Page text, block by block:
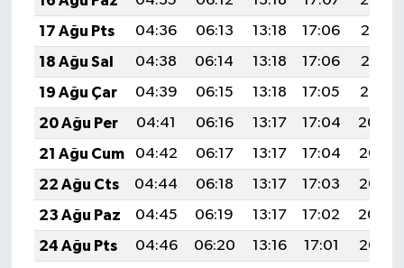
17 Ağu Pts
04:36 06:13 13:18 17:06
20:13
18 Ağu Sal
04:38 06:14 13:18 17:06
20:12
19 Ağu Çar
04:39 06:15 13:18 17:05
20:10
20 Ağu Per
04:41 06:16 13:17 17:04
20:09
21 Ağu Cum
04:42 06:17 13:17 17:04
20:07
22 Ağu Cts
04:44 06:18 13:17 17:03
20:06
23 Ağu Paz
04:45 06:19 13:17 17:02
20:04
24 Ağu Pts
04:46 06:20 13:16 17:01
20:03